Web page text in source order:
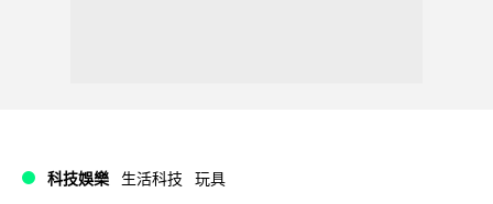
科技娛樂 生活科技 玩具